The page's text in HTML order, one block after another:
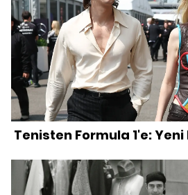
Tenisten Formula 1'e: